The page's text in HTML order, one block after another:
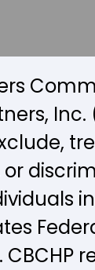
Inc.
CBCHP